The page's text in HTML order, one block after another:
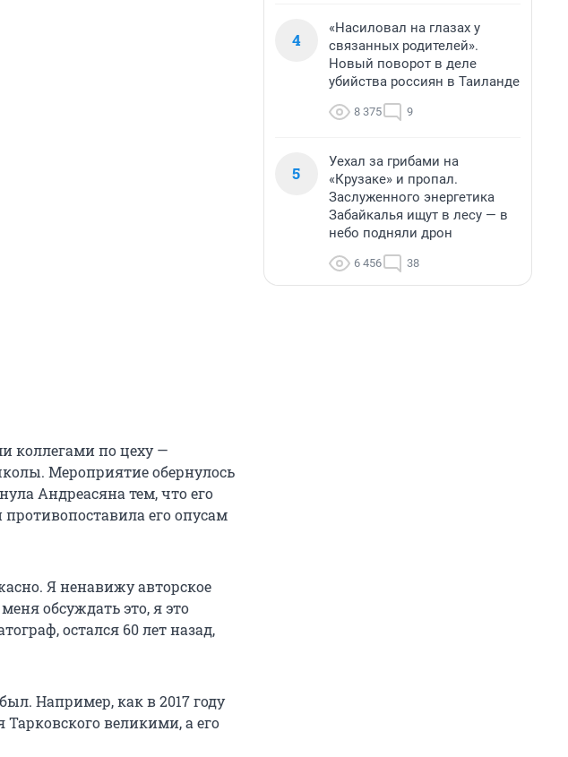
коллегами по цеху —
Мероприятие обернулось
Андреасяна тем, что его
его опусам
Я ненавижу авторское
обсуждать это, я это
остался 60 лет назад,
Например, как в 2017 году
великими, а его
4
«Насиловал на глазах у
связанных родителей».
Новый поворот в деле
убийства россиян в Таиланде
8 375 9
5
Уехал за грибами на
«Крузаке» и пропал.
Заслуженного энергетика
Забайкалья ищут в лесу — в
небо подняли дрон
6 456 38